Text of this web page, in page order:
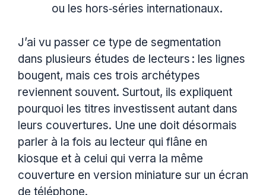
ou les hors‑séries internationaux.
J’ai vu passer ce type de segmentation
dans plusieurs études de lecteurs : les lignes
bougent, mais ces trois archétypes
reviennent souvent. Surtout, ils expliquent
pourquoi les titres investissent autant dans
leurs couvertures. Une une doit désormais
parler à la fois au lecteur qui flâne en
kiosque et à celui qui verra la même
couverture en version miniature sur un écran
de téléphone.